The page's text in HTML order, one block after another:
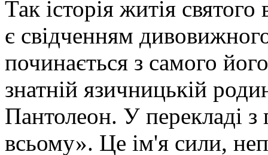
Так історія житія
є свідченням
починається з самого
знатній язичницькій
Пантолеон. У перекладі з
всьому». Це ім'я сили,